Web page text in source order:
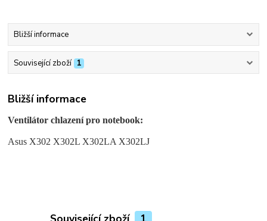
Bližší informace
Související zboží 1
Bližší informace
Ventilátor chlazení pro notebook:
Asus X302 X302L X302LA X302LJ